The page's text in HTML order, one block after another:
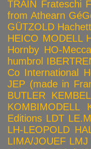
TRAIN Frateschi
from Athearn
GÜTZOLD
HEICO MODELL
Hornby HO-
humbrol
Co International
JEP (made in
BUTLER
KEMBEL
KOMBIMODELL
Editions LDT
LH-LEOPOLD
LIMA/JOUEF LMJ